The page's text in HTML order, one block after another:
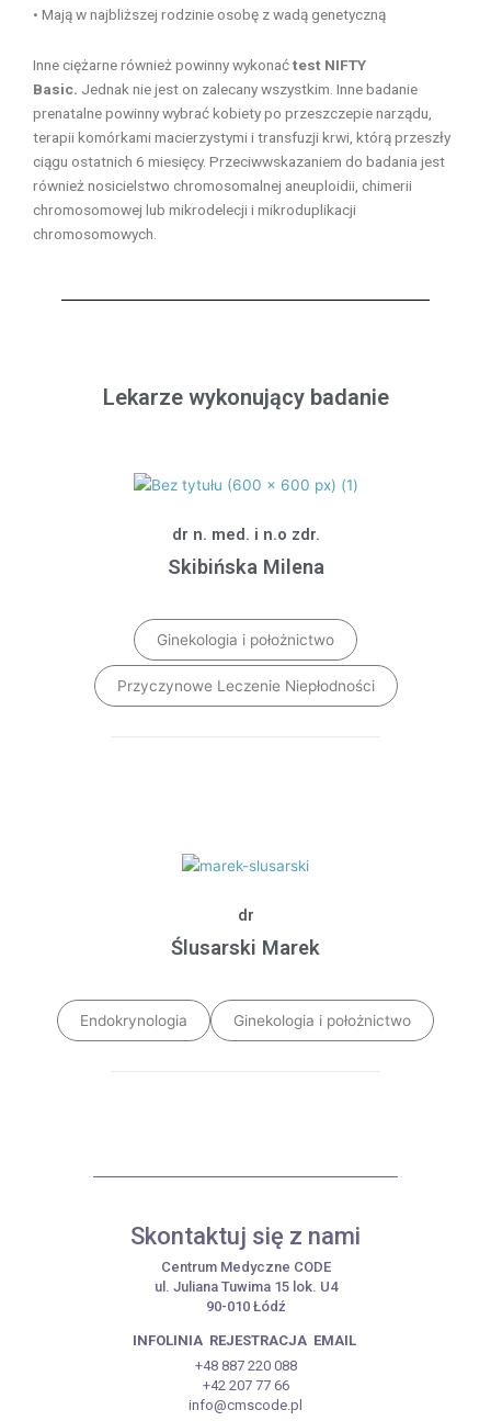
• Mają w najbliższej rodzinie osobę z wadą genetyczną
Inne ciężarne również powinny wykonaćtest NIFTY
Basic. Jednak nie jest on zalecany wszystkim. Inne badanie
prenatalne powinny wybrać kobiety po przeszczepie narządu,
terapii komórkami macierzystymi i transfuzji krwi, którą przeszły
ciągu ostatnich 6 miesięcy. Przeciwwskazaniem do badania jest
również nosicielstwo chromosomalnej aneuploidii, chimerii
chromosomowej lub mikrodelecji i mikroduplikacji
chromosomowych.
Lekarze wykonujący badanie
dr n. med. i n.o zdr.
Skibińska Milena
Ginekologia i położnictwo
Przyczynowe Leczenie Niepłodności
dr
Ślusarski Marek
Endokrynologia Ginekologia i położnictwo
Skontaktuj się z nami
Centrum Medyczne CODE
ul. Juliana Tuwima 15 lok. U4
90-010 Łódź
INFOLINIA REJESTRACJA EMAIL
+48 887 220 088
+42 207 77 66
info@cmscode.pl